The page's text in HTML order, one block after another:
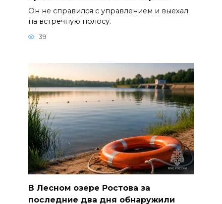
Он не справился с управлением и выехал
на встречную полосу.
39
В Лесном озере Ростова за
последние два дня обнаружили